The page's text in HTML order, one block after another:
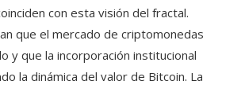
con esta visión del fractal.
que el mercado de criptomonedas
y que la incorporación institucional
la dinámica del valor de Bitcoin. La